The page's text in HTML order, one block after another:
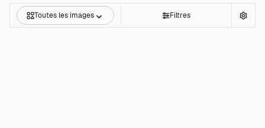
Toutes les images Filtres